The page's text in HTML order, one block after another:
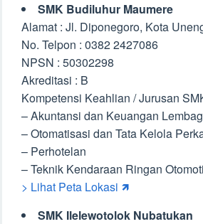
SMK Budiluhur Maumere
Alamat : Jl. Diponegoro, Kota
No. Telpon : 0382 2427086
NPSN : 50302298
Akreditasi : B
Kompetensi Keahlian / Jurusan
– Akuntansi dan Keuangan
– Otomatisasi dan Tata Kelola
– Perhotelan
– Teknik Kendaraan Ringan
> Lihat Peta Lokasi 🡽
SMK Ilelewotolok Nubatukan